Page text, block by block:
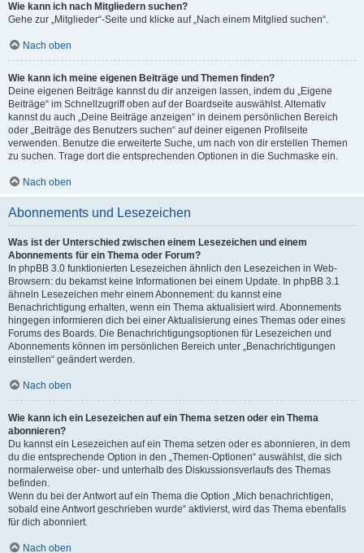
Wie kann ich nach Mitgliedern suchen?
Gehe zur „Mitglieder“-Seite und klicke auf „Nach einem Mitglied suchen“.
Nach oben
Wie kann ich meine eigenen Beiträge und Themen finden?
Deine eigenen Beiträge kannst du dir anzeigen lassen, indem du „Eigene
Beiträge“ im Schnellzugriff oben auf der Boardseite auswählst. Alternativ
kannst du auch „Deine Beiträge anzeigen“ in deinem persönlichen Bereich
oder „Beiträge des Benutzers suchen“ auf deiner eigenen Profilseite
verwenden. Benutze die erweiterte Suche, um nach von dir erstellen Themen
zu suchen. Trage dort die entsprechenden Optionen in die Suchmaske ein.
Nach oben
Abonnements und Lesezeichen
Was ist der Unterschied zwischen einem Lesezeichen und einem
Abonnements für ein Thema oder Forum?
In phpBB 3.0 funktionierten Lesezeichen ähnlich den Lesezeichen in Web-
Browsern: du bekamst keine Informationen bei einem Update. In phpBB 3.1
ähneln Lesezeichen mehr einem Abonnement: du kannst eine
Benachrichtigung erhalten, wenn ein Thema aktualisiert wird. Abonnements
hingegen informieren dich bei einer Aktualisierung eines Themas oder eines
Forums des Boards. Die Benachrichtigungsoptionen für Lesezeichen und
Abonnements können im persönlichen Bereich unter „Benachrichtigungen
einstellen“ geändert werden.
Nach oben
Wie kann ich ein Lesezeichen auf ein Thema setzen oder ein Thema
abonnieren?
Du kannst ein Lesezeichen auf ein Thema setzen oder es abonnieren, in dem
du die entsprechende Option in den „Themen-Optionen“ auswählst, die sich
normalerweise ober- und unterhalb des Diskussionsverlaufs des Themas
befinden.
Wenn du bei der Antwort auf ein Thema die Option „Mich benachrichtigen,
sobald eine Antwort geschrieben wurde“ aktivierst, wird das Thema ebenfalls
für dich abonniert.
Nach oben